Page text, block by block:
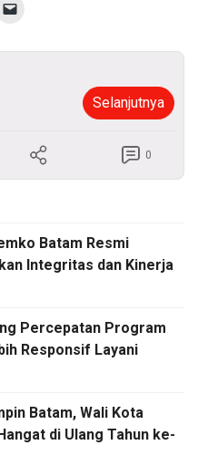
Selanjutnya
0
Batam Resmi
Integritas dan Kinerja
Percepatan Program
Responsif Layani
Batam, Wali Kota
di Ulang Tahun ke-